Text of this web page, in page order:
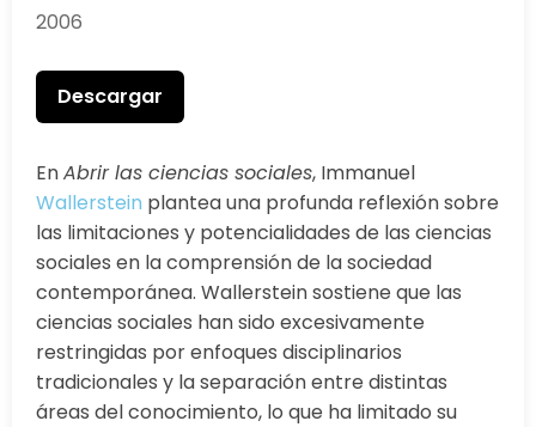
2006
Descargar
EnAbrir las ciencias sociales, Immanuel
Wallerstein plantea una profunda reflexión sobre
las limitaciones y potencialidades de las ciencias
sociales en la comprensión de la sociedad
contemporánea. Wallerstein sostiene que las
ciencias sociales han sido excesivamente
restringidas por enfoques disciplinarios
tradicionales y la separación entre distintas
áreas del conocimiento, lo que ha limitado su